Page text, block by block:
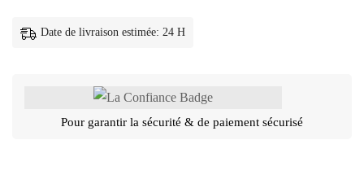
Date de livraison estimée: 24 H
Pour garantir la sécurité & de paiement sécurisé